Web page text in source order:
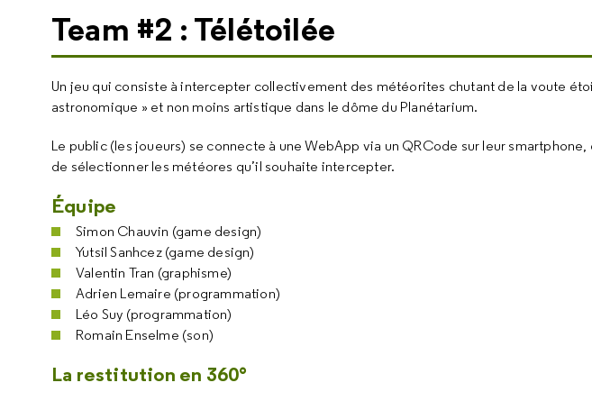
Team #2 : Télétoilée
Un jeu qui consiste à intercepter collectivement des météorites chutant de la voute
astronomique » et non moins artistique dans le dôme du Planétarium.
Le public (les joueurs) se connecte à une WebApp via un QRCode sur leur
de sélectionner les météores qu’il souhaite intercepter.
Équipe
Simon Chauvin (game design)
Yutsil Sanhcez (game design)
Valentin Tran (graphisme)
Adrien Lemaire (programmation)
Léo Suy (programmation)
Romain Enselme (son)
La restitution en 360°